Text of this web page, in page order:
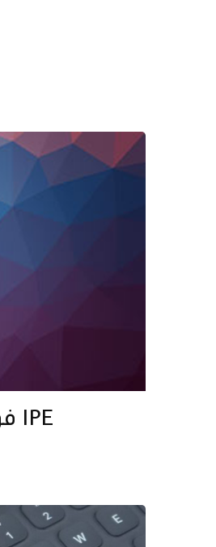
5 فوائد مذهلة لتزيين الخشب IPE